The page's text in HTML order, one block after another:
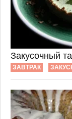
Закусочный
ЗАВТРАК